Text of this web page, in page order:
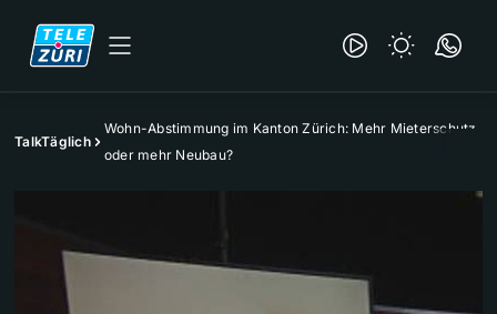
TalkTäglich
Wohn-Abstimmung im Kanton Zürich: Mehr Mieterschutz
oder mehr Neubau?